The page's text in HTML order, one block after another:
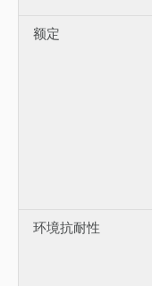
额定
环境抗耐性